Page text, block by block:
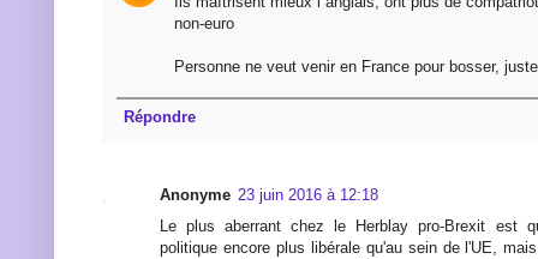
non-euro
Personne ne veut venir en France pour bosser,
Répondre
Anonyme 23 juin 2016 à 12:18
Le plus aberrant chez le Herblay pro-Brexit est
politique encore plus libérale qu'au sein de l'UE,